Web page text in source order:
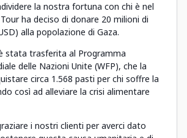
la nostra fortuna con chi è nel
ha deciso di donare 20 milioni di
alla popolazione di Gaza.
stata trasferita al Programma
delle Nazioni Unite (WFP), che la
circa 1.568 pasti per chi soffre la
così ad alleviare la crisi alimentare
i nostri clienti per averci dato